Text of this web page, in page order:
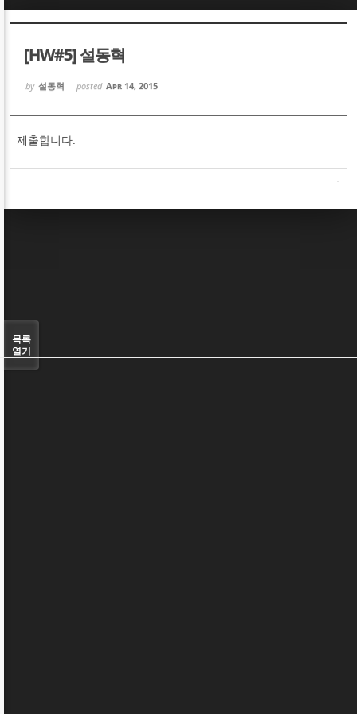
[HW#5] 설동혁
by 설동혁 posted Apr 14, 2015
제출합니다.
목록
열기
Sketchbook5, 스케치북5
Sketchbook5, 스케치북5
Sketchbook5, 스케치북5
Sketchbook5, 스케치북5